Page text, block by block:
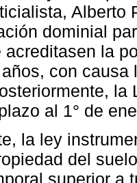
Alberto
dominial
acreditasen la
con
la
al 1° de
la ley
del